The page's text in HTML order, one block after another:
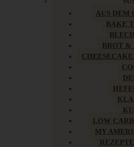
AUS DEM
BAKE
BROT &
LOW
MY